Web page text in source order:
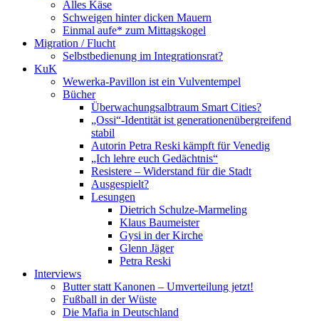
Alles Käse
Schweigen hinter dicken Mauern
Einmal aufe* zum Mittagskogel
Migration / Flucht
Selbstbedienung im Integrationsrat?
KuK
Wewerka-Pavillon ist ein Vulventempel
Bücher
Überwachungsalbtraum Smart Cities?
„Ossi“-Identität ist generationenübergreifend
stabil
Autorin Petra Reski kämpft für Venedig
„Ich lehre euch Gedächtnis“
Resistere – Widerstand für die Stadt
Ausgespielt?
Lesungen
Dietrich Schulze-Marmeling
Klaus Baumeister
Gysi in der Kirche
Glenn Jäger
Petra Reski
Interviews
Butter statt Kanonen – Umverteilung jetzt!
Fußball in der Wüste
Die Mafia in Deutschland